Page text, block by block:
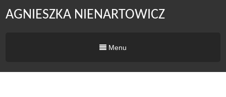
AGNIESZKA NIENARTOWICZ
Menu